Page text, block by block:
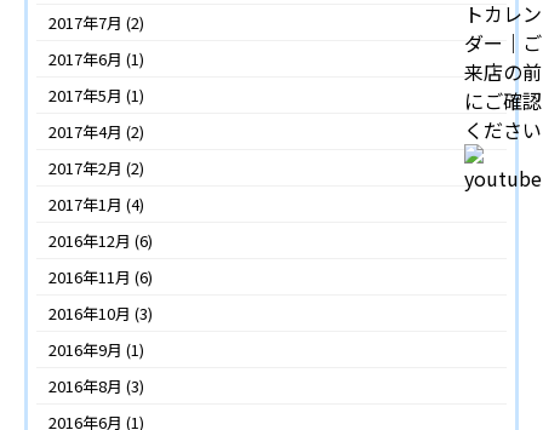
2017年7月 (2)
2017年6月 (1)
2017年5月 (1)
2017年4月 (2)
2017年2月 (2)
2017年1月 (4)
2016年12月 (6)
2016年11月 (6)
2016年10月 (3)
2016年9月 (1)
2016年8月 (3)
2016年6月 (1)